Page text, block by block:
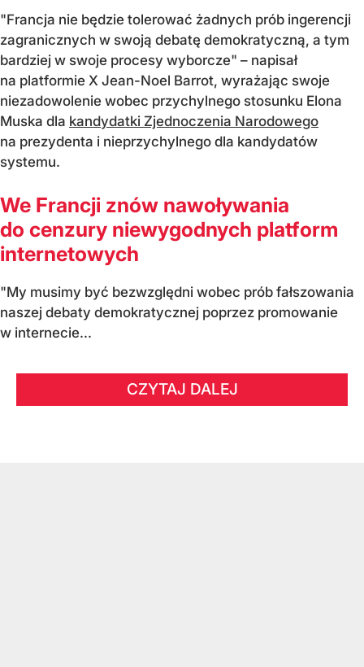
"Francja nie będzie tolerować żadnych prób ingerencji
zagranicznych w swoją debatę demokratyczną, a tym
bardziej w swoje procesy wyborcze" – napisał
na platformie X Jean-Noel Barrot, wyrażając swoje
niezadowolenie wobec przychylnego stosunku Elona
Muska dla kandydatki Zjednoczenia Narodowego
na prezydenta i nieprzychylnego dla kandydatów
systemu.
We Francji znów nawoływania
do cenzury niewygodnych platform
internetowych
"My musimy być bezwzględni wobec prób fałszowania
naszej debaty demokratycznej poprzez promowanie
w internecie...
CZYTAJ DALEJ